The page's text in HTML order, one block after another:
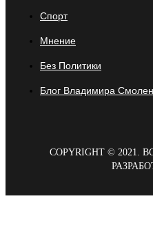
Спорт
Мнение
Без Политики
Блог Владимира
COPYRIGHT ©